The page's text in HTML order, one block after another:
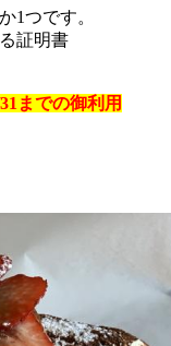
1つです。
証明書
までの御利用